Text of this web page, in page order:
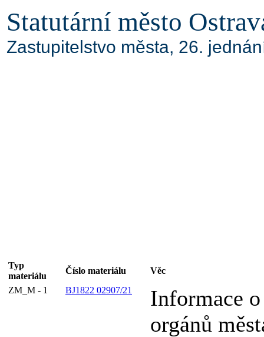
Statutární město
Zastupitelstvo města, 26.
Typ
materiálu
Číslo materiálu
Věc
ZM_M - 1
BJ1822 02907/21
Informace
orgánů